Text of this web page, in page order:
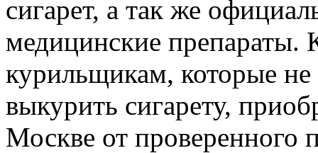
сигарет, а так же
медицинские препараты.
курильщикам, которые не
выкурить сигарету,
Москве от проверенного